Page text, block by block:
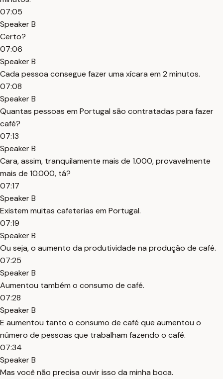
07:05
Speaker B
Certo?
07:06
Speaker B
Cada pessoa consegue fazer uma xícara em 2 minutos.
07:08
Speaker B
Quantas pessoas em Portugal são contratadas para fazer
café?
07:13
Speaker B
Cara, assim, tranquilamente mais de 1.000, provavelmente
mais de 10.000, tá?
07:17
Speaker B
Existem muitas cafeterias em Portugal.
07:19
Speaker B
Ou seja, o aumento da produtividade na produção de café.
07:25
Speaker B
Aumentou também o consumo de café.
07:28
Speaker B
E aumentou tanto o consumo de café que aumentou o
número de pessoas que trabalham fazendo o café.
07:34
Speaker B
Mas você não precisa ouvir isso da minha boca.